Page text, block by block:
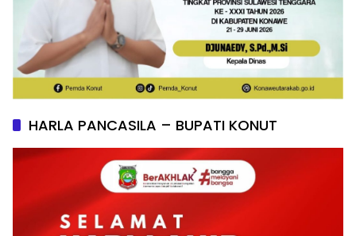
HARLA PANCASILA – BUPATI KONUT